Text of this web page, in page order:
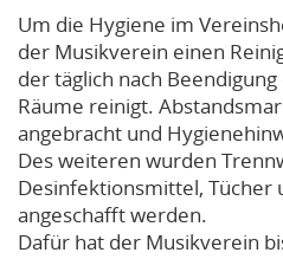
Um die Hygiene im
der Musikverein einen
der täglich nach
Räume reinigt.
angebracht und
Des weiteren wurden
Desinfektionsmittel, Tücher
angeschafft werden.
Dafür hat der Musikverein